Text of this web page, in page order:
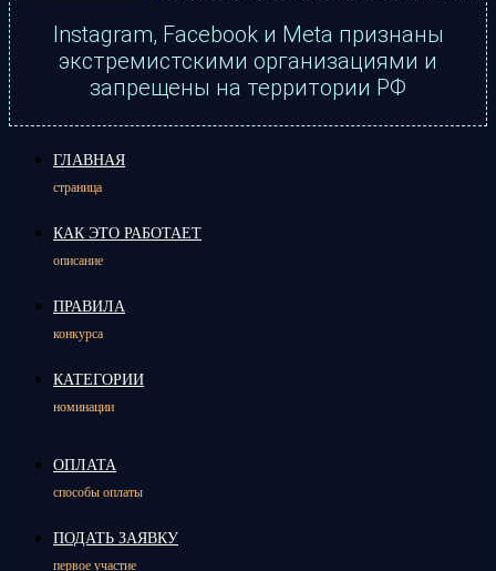
Instagram, Facebook и Meta признаны
экстремистскими организациями и
запрещены на территории РФ
ГЛАВНАЯ
страница
КАК ЭТО РАБОТАЕТ
описание
ПРАВИЛА
конкурса
КАТЕГОРИИ
номинации
ОПЛАТА
способы оплаты
ПОДАТЬ ЗАЯВКУ
первое участие